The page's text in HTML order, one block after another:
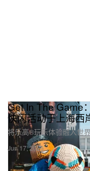
Get In The Game
快闪活动于上海西
将乐高®玩乐体验融入世
Jun 17, 2026